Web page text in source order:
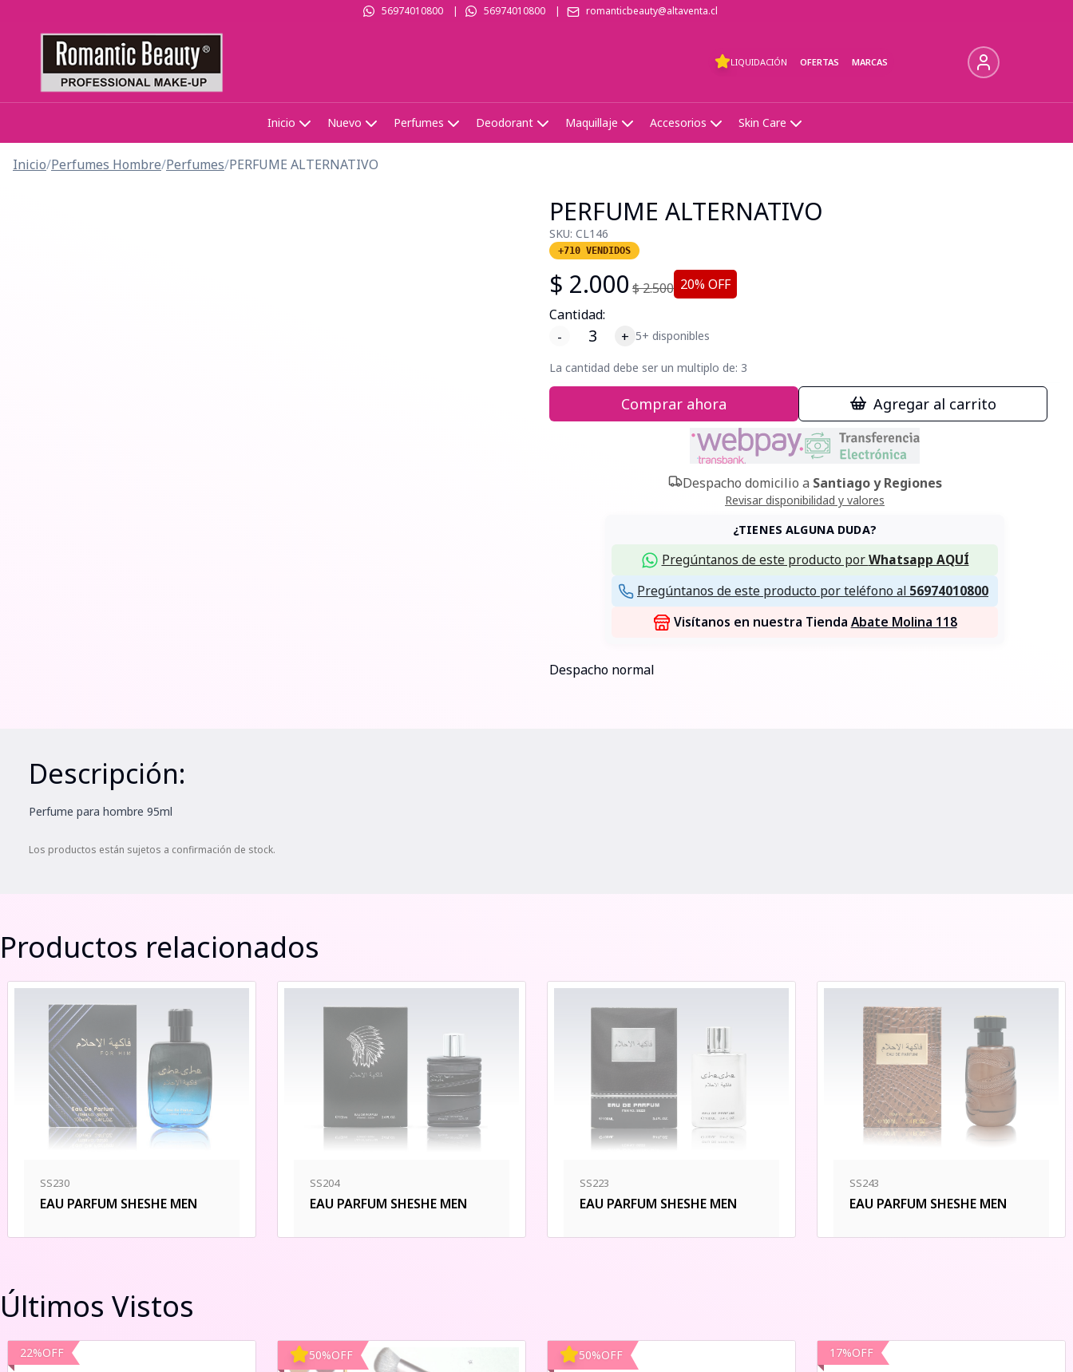
56974010800| 56974010800| romanticbeauty@altaventa.cl
LIQUIDACIÓN OFERTAS MARCAS
Inicio Nuevo Perfumes Deodorant Maquillaje Accesorios Skin Care
Inicio/Perfumes Hombre/Perfumes/PERFUME ALTERNATIVO
PERFUME ALTERNATIVO
SKU: CL146
+710 VENDIDOS
$ 2.000 $2.500 20% OFF
Cantidad:
-
+ 5+ disponibles
La cantidad debe ser un multiplo de: 3
Comprar ahora Agregar al carrito
Despacho domicilio a Santiago y Regiones
Revisar disponibilidad y valores
¿TIENES ALGUNA DUDA?
Pregúntanos de este producto porWhatsapp AQUÍ
Pregúntanos de este producto por teléfono al 56974010800
Visítanos en nuestra Tienda Abate Molina 118
Despacho normal
Descripción:
Perfume para hombre 95ml
Los productos están sujetos a confirmación de stock.
Productos relacionados
SS230
EAU PARFUM SHESHE MEN
SS204
EAU PARFUM SHESHE MEN
SS223
EAU PARFUM SHESHE MEN
SS243
EAU PARFUM SHESHE MEN
Últimos Vistos
22%OFF 50%OFF 50%OFF 17%OFF